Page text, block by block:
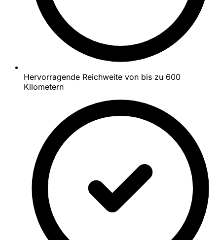
Hervorragende Reichweite von bis zu 600
Kilometern